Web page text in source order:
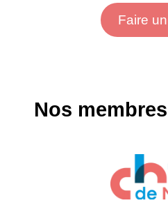
Faire
Nos